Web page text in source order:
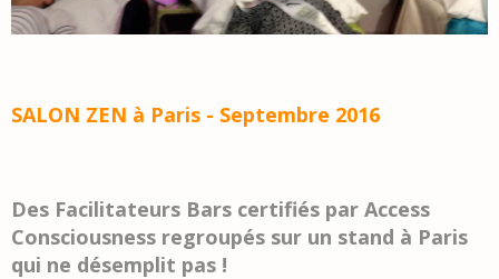
SALON ZEN à Paris - Septembre 2016
Des Facilitateurs Bars certifiés par Access
Consciousness regroupés sur un stand à Paris
qui ne désemplit pas !